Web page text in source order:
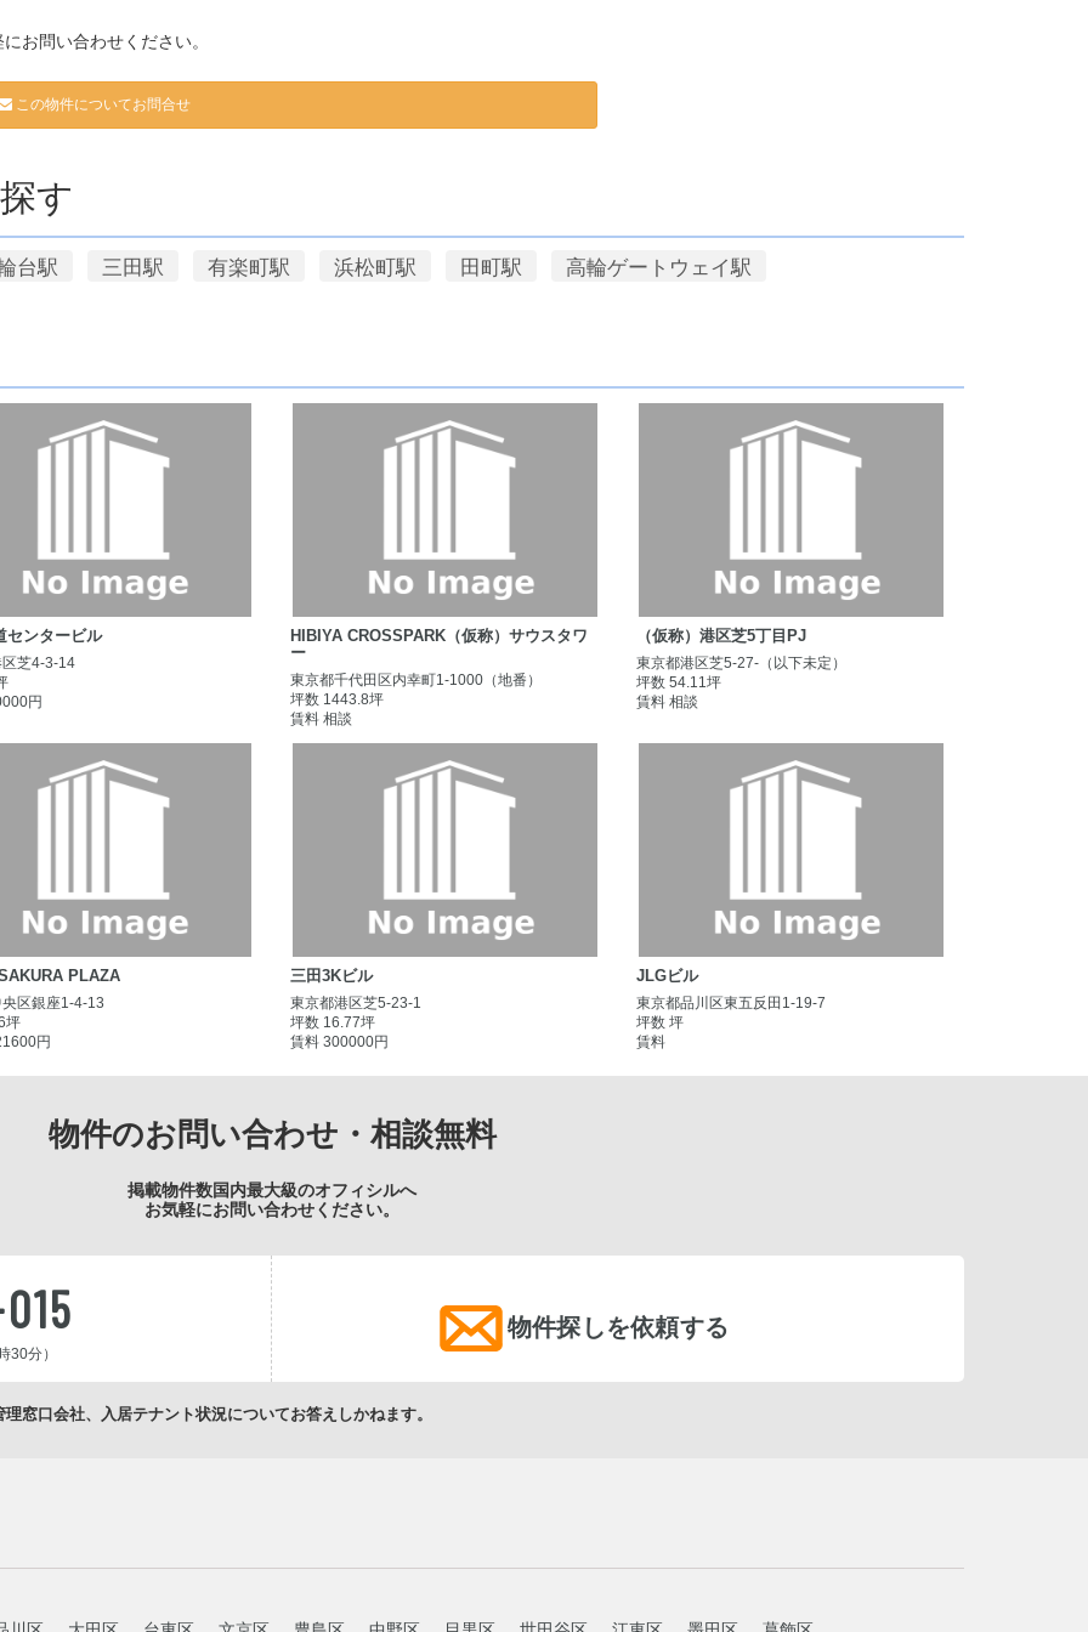
お問い合わせください。
この物件についてお問合せ
す
台駅 三田駅 有楽町駅 浜松町駅 田町駅 高輪ゲートウェイ駅
センタービル
芝4-3-14
円
HIBIYA CROSSPARK（仮称）サウスタワ
ー
東京都千代田区内幸町1-1000（地番）
坪数 1443.8坪
賃料 相談
（仮称）港区芝5丁目PJ
東京都港区芝5-27-（以下未定）
坪数 54.11坪
賃料 相談
PLAZA
区銀座1-4-13
坪
円
三田3Kビル
東京都港区芝5-23-1
坪数 16.77坪
賃料 300000円
JLGビル
東京都品川区東五反田1-19-7
坪数 坪
賃料
物件のお問い合わせ・相談無料
掲載物件数国内最大級のオフィシルへ
お気軽にお問い合わせください。
30分）
物件探しを依頼する
窓口会社、入居テナント状況についてお答えしかねます。